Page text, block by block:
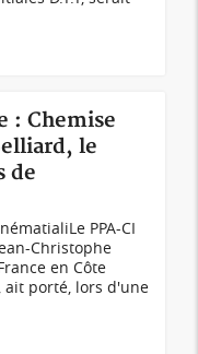
: Chemise
le
de
PPA-CI
Christophe
en Côte
ait porté, lors d'une